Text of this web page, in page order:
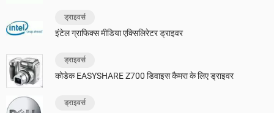
ड्राइवर्स
इंटेल ग्राफिक्स मीडिया एक्सिलिरेटर ड्राइवर
ड्राइवर्स
कोडेक EASYSHARE Z700 डिवाइस कैमरा के लिए ड्राइवर
ड्राइवर्स